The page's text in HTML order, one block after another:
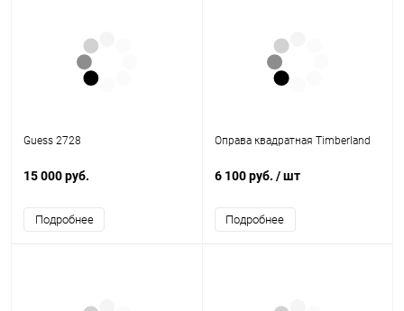
Guess 2728
15 000 руб.
Подробнее
Оправа квадратная Timberland
6 100 руб. / шт
Подробнее